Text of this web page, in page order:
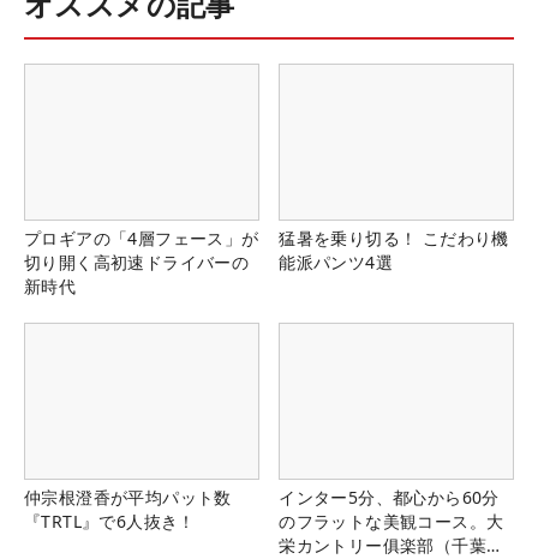
プロギアの「4層フェース」が
切り開く高初速ドライバーの
新時代
猛暑を乗り切る！ こだわり機
能派パンツ4選
仲宗根澄香が平均パット数
『TRTL』で6人抜き！
インター5分、都心から60分
のフラットな美観コース。大
栄カントリー俱楽部（千葉